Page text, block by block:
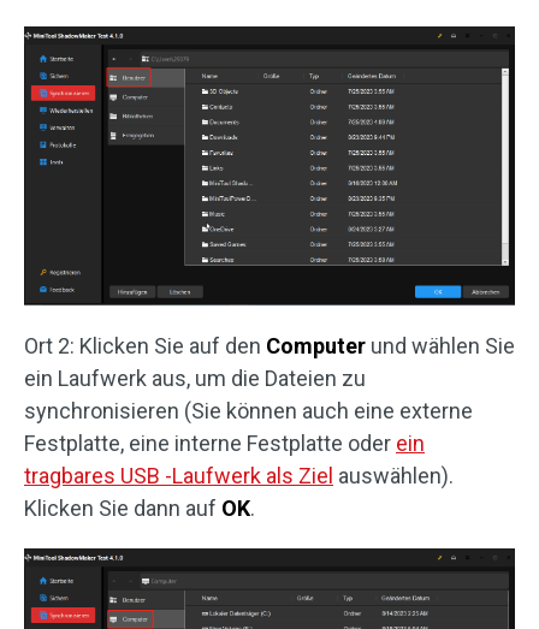
Ort 2: Klicken Sie auf den Computer und wählen Sie
ein Laufwerk aus, um die Dateien zu
synchronisieren (Sie können auch eine externe
Festplatte, eine interne Festplatte oder ein
tragbares USB -Laufwerk als Ziel auswählen).
Klicken Sie dann auf OK.